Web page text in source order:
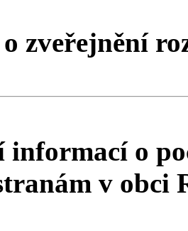
zveřejnění
informací o
v obci